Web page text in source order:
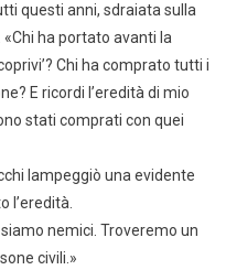
questi anni, sdraiata sulla
ha portato avanti la
Chi ha comprato tutti i
E ricordi l’eredità di mio
stati comprati con quei
lampeggiò una evidente
l’eredità.
nemici. Troveremo un
civili.»